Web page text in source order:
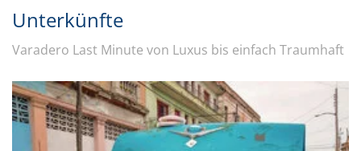
Unterkünfte
Varadero Last Minute von Luxus bis einfach Traumhaft